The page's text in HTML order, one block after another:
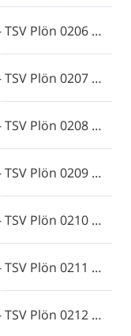
20230901 VfB Kiel - TSV Plön 0206 © 2023 Ismail Yesilyurt.jpg
20230901 VfB Kiel - TSV Plön 0207 © 2023 Ismail Yesilyurt.jpg
20230901 VfB Kiel - TSV Plön 0208 © 2023 Ismail Yesilyurt.jpg
20230901 VfB Kiel - TSV Plön 0209 © 2023 Ismail Yesilyurt.jpg
20230901 VfB Kiel - TSV Plön 0210 © 2023 Ismail Yesilyurt.jpg
20230901 VfB Kiel - TSV Plön 0211 © 2023 Ismail Yesilyurt.jpg
20230901 VfB Kiel - TSV Plön 0212 © 2023 Ismail Yesilyurt.jpg